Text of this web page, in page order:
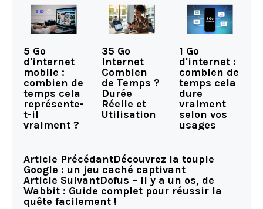
5 Go
d'internet
mobile :
combien de
temps cela
représente-
t-il
vraiment ?
35 Go
Internet
Combien
de Temps ?
Durée
Réelle et
Utilisation
1 Go
d'internet :
combien de
temps cela
dure
vraiment
selon vos
usages
Article PrécédantDécouvrez la toupie
Google : un jeu caché captivant
Article SuivantDofus – Il y a un os, de
Wabbit : Guide complet pour réussir la
quête facilement !